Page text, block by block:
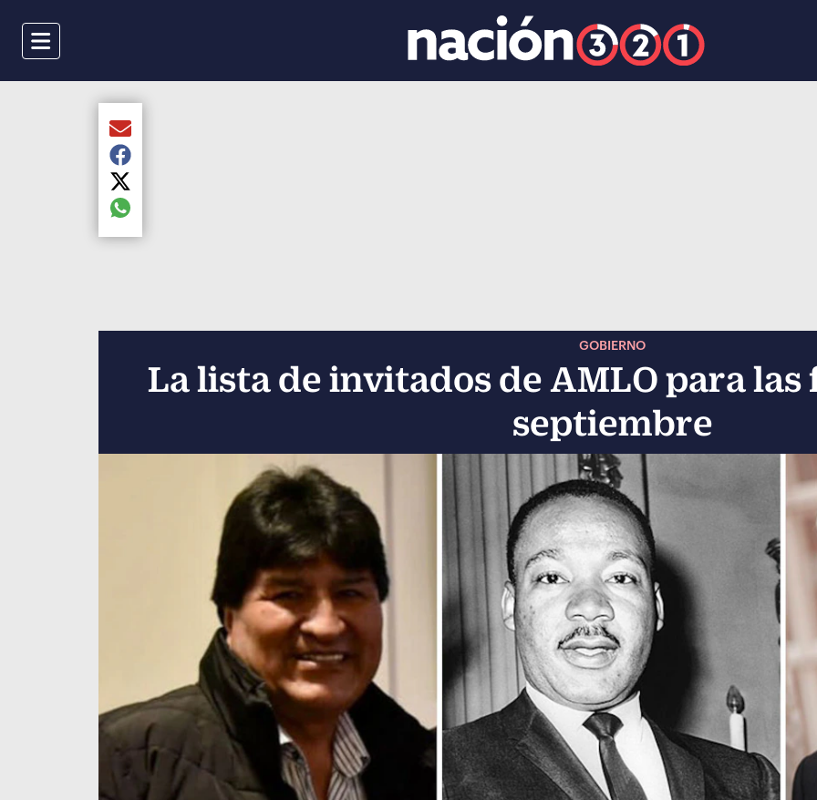
Menu
GOBIERNO
La lista de invitados de AMLO para las
septiembre
Compartir el artículo actual mediante Email
Compartir el artículo actual mediante Facebook
Compartir el artículo actual mediante Twitter
Compartir el artículo actual mediante global.social-whatsapp